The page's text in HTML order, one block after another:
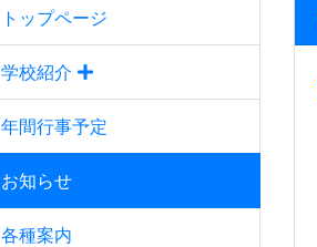
トップページ
学校紹介
年間行事予定
お知らせ
各種案内